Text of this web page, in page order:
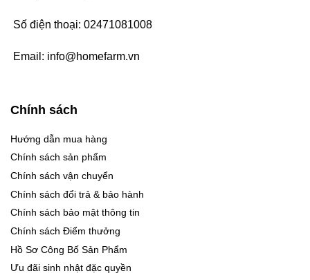
Số điện thoại: 02471081008
Email: info@homefarm.vn
Chính sách
Hướng dẫn mua hàng
Chính sách sản phẩm
Chính sách vận chuyển
Chính sách đổi trả & bảo hành
Chính sách bảo mật thông tin
Chính sách Điểm thưởng
Hồ Sơ Công Bố Sản Phẩm
Ưu đãi sinh nhật đặc quyền